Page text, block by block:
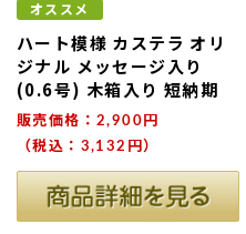
オススメ
ハート模様 カステラ オリ
ジナル メッセージ入り
(0.6号) 木箱入り 短納期
販売価格：2,900円
（税込：3,132円）